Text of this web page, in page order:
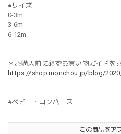
●サイズ
0-3m
3-6m
6-12m
＊ご購入前に必ずお買い物ガイドを
https://shop.monchou.jp/blog/
#ベビー・ロンパース
この商品をア